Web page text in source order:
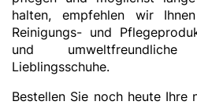
halten, empfehlen wir
Reinigungs- und
und
Lieblingsschuhe.
Bestellen Sie noch heute Ihre